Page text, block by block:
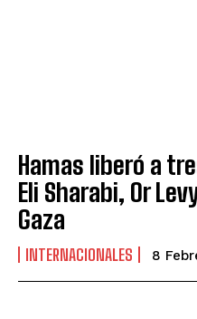
Hamas liberó a
Eli Sharabi, Or
Gaza
INTERNACIONALES 8